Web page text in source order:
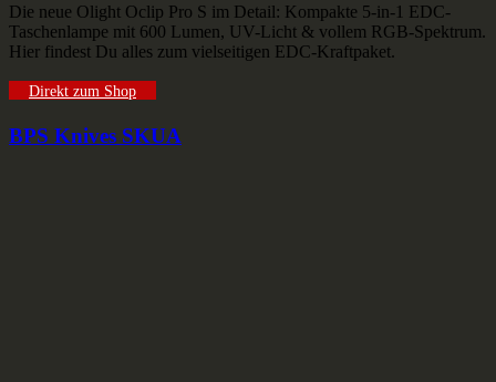
Die neue Olight Oclip Pro S im Detail: Kompakte 5-in-1 EDC-
Taschenlampe mit 600 Lumen, UV-Licht & vollem RGB-Spektrum.
Hier findest Du alles zum vielseitigen EDC-Kraftpaket.
Direkt zum Shop
BPS Knives SKUA